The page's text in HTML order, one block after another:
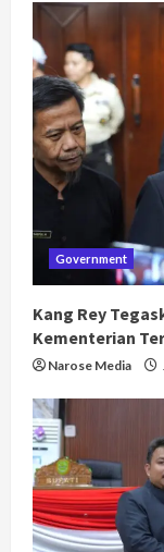
Government
Kang Rey
Kementerian
Narose Media